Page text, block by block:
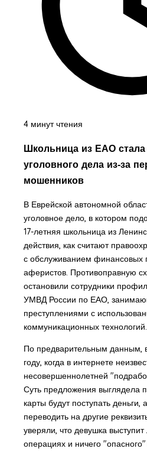
4 минут чтения
Школьница из ЕАО стала
уголовного дела из‑за
мошенников
В Еврейской автономной
уголовное дело, в котором
17-летняя школьница из
действия, как считают
с обслуживанием финансовых
аферистов. Противоправную
остановили сотрудники
УМВД России по ЕАО,
преступлениями с
коммуникационных технологий.
По предварительным данным,
году, когда в интернете
несовершеннолетней
Суть предложения выглядела
карты будут поступать деньги,
переводить на другие
уверяли, что девушка
операциях и ничего